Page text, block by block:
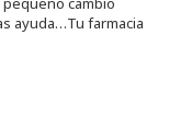
ayuda…Tu farmacia